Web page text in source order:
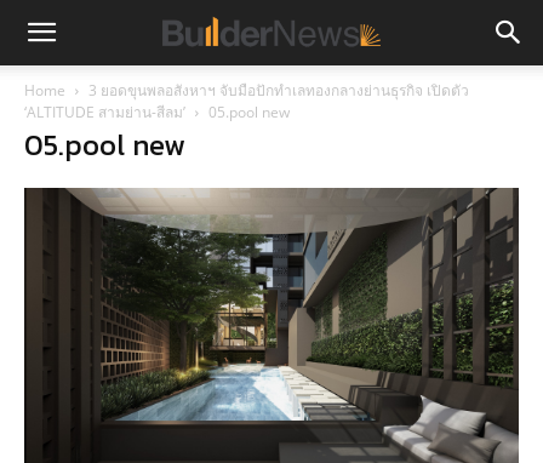
Home
3 ยอดขุนพลอสังหาฯ จับมือปักทำเลทองกลางย่านธุรกิจ เปิดตัว
‘ALTITUDE สามย่าน-สีลม’
05.pool new
05.pool new